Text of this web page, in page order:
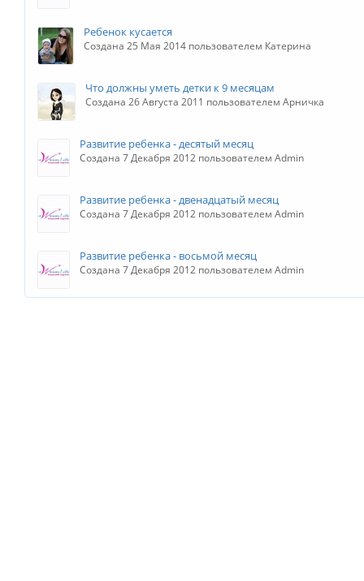
Ребенок кусается
Создана 25 Мая 2014 пользователем Катерина
Что должны уметь детки к 9 месяцам
Создана 26 Августа 2011 пользователем Арничка
Развитие ребенка - десятый месяц
Создана 7 Декабря 2012 пользователем Admin
Развитие ребенка - двенадцатый месяц
Создана 7 Декабря 2012 пользователем Admin
Развитие ребенка - восьмой месяц
Создана 7 Декабря 2012 пользователем Admin